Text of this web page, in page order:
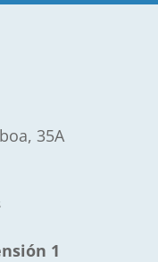
35A
1